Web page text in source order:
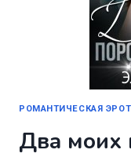
РОМАНТИЧЕСКАЯ
Два моих